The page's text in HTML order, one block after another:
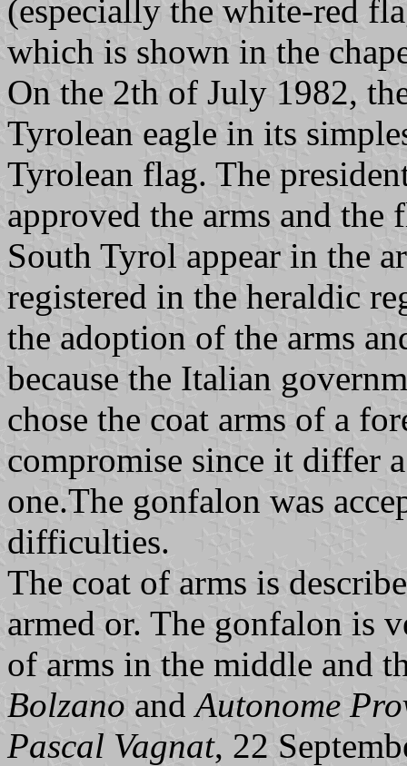
(especially the white-red
which is shown in the
On the 2th of July 1982,
Tyrolean eagle in its
Tyrolean flag. The
approved the arms and
South Tyrol appear in the
registered in the heraldic
the adoption of the arms
because the Italian
chose the coat arms of a
compromise since it differ
one.The gonfalon was
difficulties.
The coat of arms is
armed or. The gonfalon is
of arms in the middle and
Bolzano andAutonome
Pascal Vagnat, 22